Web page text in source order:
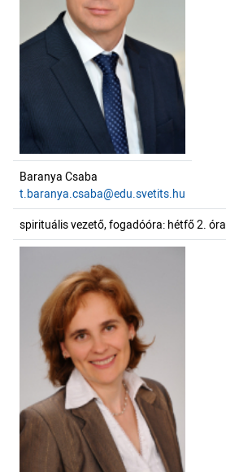
Baranya Csaba
t.baranya.csaba@edu.svetits.hu
spirituális vezető, fogadóóra: hétfő 2. óra